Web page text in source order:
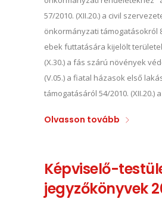
57/2010. (XII.20.) a civil
önkormányzati támogatásokról
ebek futtatására kijelölt
(X.30.) a fás szárú növények
(V.05.) a fiatal házasok első
támogatásáról 54/2010. (XII.20.)
Olvasson tovább
Képviselő-
jegyzőkönyvek